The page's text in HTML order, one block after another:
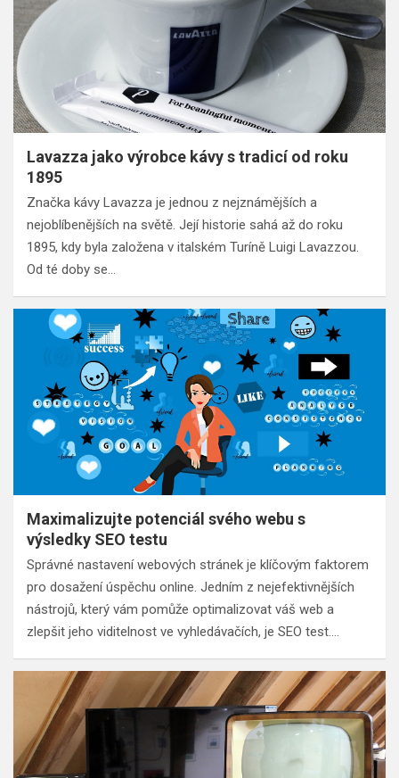
Lavazza jako výrobce kávy s tradicí od roku
1895
Značka kávy Lavazza je jednou z nejznámějších a
nejoblíbenějších na světě. Její historie sahá až do roku
1895, kdy byla založena v italském Turíně Luigi Lavazzou.
Od té doby se…
Maximalizujte potenciál svého webu s
výsledky SEO testu
Správné nastavení webových stránek je klíčovým faktorem
pro dosažení úspěchu online. Jedním z nejefektivnějších
nástrojů, který vám pomůže optimalizovat váš web a
zlepšit jeho viditelnost ve vyhledávačích, je SEO test.…